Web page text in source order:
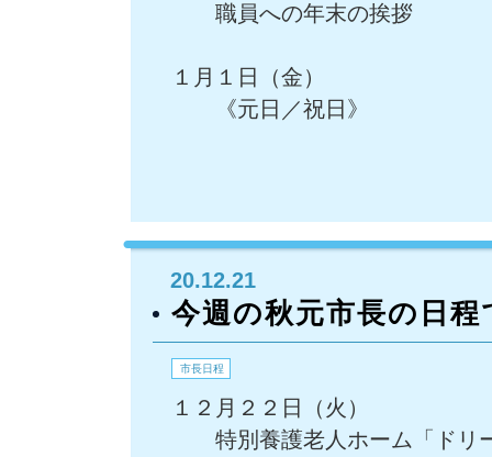
職員への年末の挨拶
１月１日（金）
《元日／祝日》
20.12.21
今週の秋元市長の日程
市長日程
１２月２２日（火）
特別養護老人ホーム「ドリ